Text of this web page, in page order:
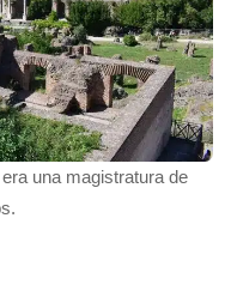
una magistratura de